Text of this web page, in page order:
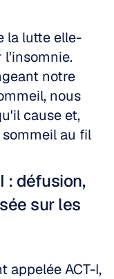
la lutte elle-
l'insomnie.
notre
nous
cause et,
au fil
: défusion,
sur les
appelée ACT-I,